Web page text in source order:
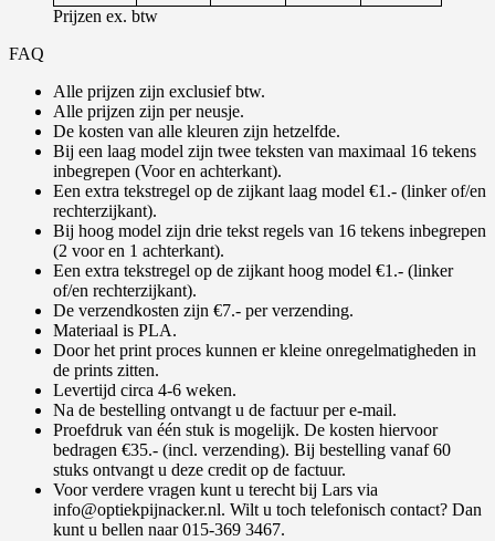
Prijzen ex. btw
FAQ
Alle prijzen zijn exclusief btw.
Alle prijzen zijn per neusje.
De kosten van alle kleuren zijn hetzelfde.
Bij een laag model zijn twee teksten van maximaal 16 tekens
inbegrepen (Voor en achterkant).
Een extra tekstregel op de zijkant laag model €1.- (linker of/en
rechterzijkant).
Bij hoog model zijn drie tekst regels van 16 tekens inbegrepen
(2 voor en 1 achterkant).
Een extra tekstregel op de zijkant hoog model €1.- (linker
of/en rechterzijkant).
De verzendkosten zijn €7.- per verzending.
Materiaal is PLA.
Door het print proces kunnen er kleine onregelmatigheden in
de prints zitten.
Levertijd circa 4-6 weken.
Na de bestelling ontvangt u de factuur per e-mail.
Proefdruk van één stuk is mogelijk. De kosten hiervoor
bedragen €35.- (incl. verzending). Bij bestelling vanaf 60
stuks ontvangt u deze credit op de factuur.
Voor verdere vragen kunt u terecht bij Lars via
info@optiekpijnacker.nl. Wilt u toch telefonisch contact? Dan
kunt u bellen naar 015-369 3467.